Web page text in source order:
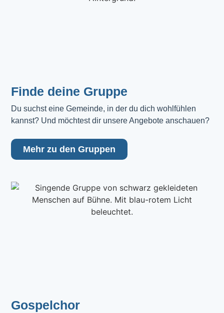
Finde deine Gruppe
Du suchst eine Gemeinde, in der du dich wohlfühlen
kannst? Und möchtest dir unsere Angebote anschauen?
Mehr zu den Gruppen
Gospelchor